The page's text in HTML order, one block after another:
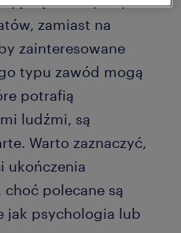
zamiast na
zainteresowane
typu zawód mogą
potrafią
ludźmi, są
Warto zaznaczyć,
ukończenia
polecane są
jak psychologia lub